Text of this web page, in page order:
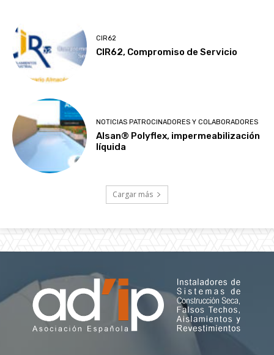
CIR62
CIR62, Compromiso de Servicio
NOTICIAS PATROCINADORES Y COLABORADORES
Alsan® Polyflex, impermeabilización
líquida
Cargar más